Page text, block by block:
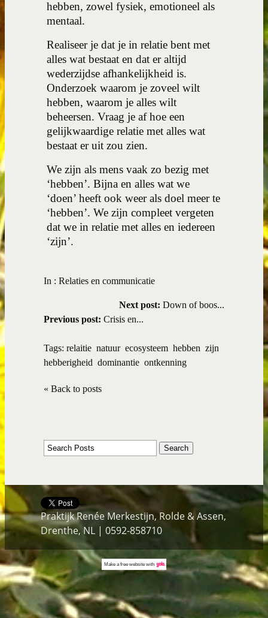
hebben, zowel fysiek, emotioneel als
mentaal.
Realiseer je dat je in relatie bent met
alles wat bestaat en dat er altijd
wederzijdse afhankelijkheid is.
Onderzoek waarom je zoveel wilt
hebben, waarom je alles wilt
beheersen. Vraag je af hoe een
gelijkwaardige relatie met alles wat
bestaat er uit zou zien.
We zijn als mens vaak zo bezig met
‘hebben’. Bijna en alles wat we
‘doen’ heeft ook weer als doel meer te
‘hebben’. We zijn compleet vergeten
dat we in relatie met alles en iedereen
‘zijn’.
In : Relaties en communicatie
Next post: Down of boos...
Previous post: Crisis en...
Tags: relaitie natuur ecosysteem hebben zijn
hebberigheid dominantie ontkenning
« Back to posts
Praktijk Renée Merkestijn, Rolde & Assen,
Drenthe, NL | 0592-858710
Make a free websitewith